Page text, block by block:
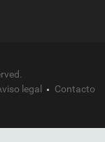
legal Contacto